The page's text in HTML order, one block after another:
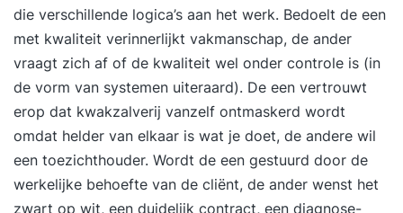
die verschillende logica’s aan het werk. Bedoelt de een
met kwaliteit verinnerlijkt vakmanschap, de ander
vraagt zich af of de kwaliteit wel onder controle is (in
de vorm van systemen uiteraard). De een vertrouwt
erop dat kwakzalverij vanzelf ontmaskerd wordt
omdat helder van elkaar is wat je doet, de andere wil
een toezichthouder. Wordt de een gestuurd door de
werkelijke behoefte van de cliënt, de ander wenst het
zwart op wit, een duidelijk contract, een diagnose-